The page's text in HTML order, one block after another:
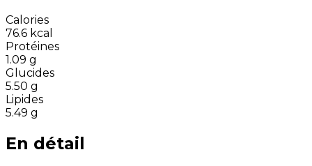
Calories
76.6 kcal
Protéines
1.09 g
Glucides
5.50 g
Lipides
5.49 g
En détail